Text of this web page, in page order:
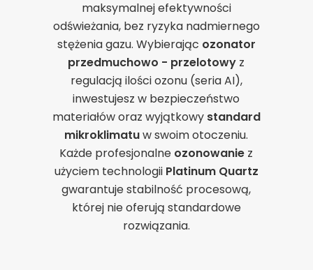
maksymalnej efektywności
odświeżania, bez ryzyka nadmiernego
stężenia gazu. Wybierając ozonator
przedmuchowo - przelotowy z
regulacją ilości ozonu (seria AI),
inwestujesz w bezpieczeństwo
materiałów oraz wyjątkowy standard
mikroklimatuw swoim otoczeniu.
Każde profesjonalne ozonowanie z
użyciem technologii Platinum Quartz
gwarantuje stabilność procesową,
której nie oferują standardowe
rozwiązania.